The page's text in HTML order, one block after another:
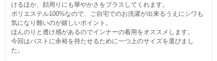
けるほか、顔周りにも華やかさをプラスしてくれます。
ポリエステル100%なので、ご自宅でのお洗濯が出来るうえにシワも
気になり難いのが嬉しいポイント。
ほんのりと透け感があるのでインナーの着用をオススメします。
今回はバストに余裕を持たせるために一つ上のサイズを選びまし
た。